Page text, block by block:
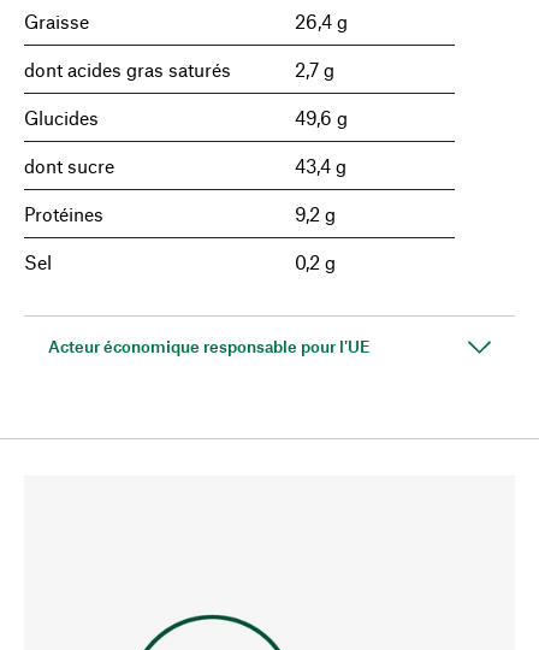
Graisse 26,4 g
dont acides gras saturés 2,7 g
Glucides 49,6 g
dont sucre 43,4 g
Protéines 9,2 g
Sel 0,2 g
Acteur économique responsable pour l'UE